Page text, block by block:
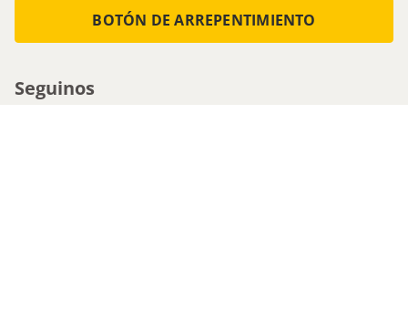
BOTÓN DE ARREPENTIMIENTO
Seguinos